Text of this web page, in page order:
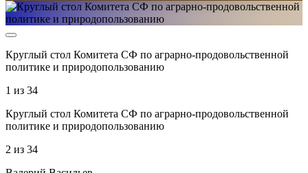
Круглый стол Комитета СФ по аграрно-продовольственной
политике и природопользованию
1 из 34
Круглый стол Комитета СФ по аграрно-продовольственной
политике и природопользованию
2 из 34